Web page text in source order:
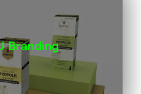
Branding